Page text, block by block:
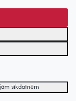
sīkdatnēm